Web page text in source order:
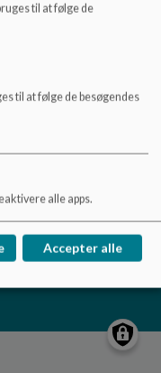
til at følge de
til at følge de besøgendes
alle apps.
Accepter alle